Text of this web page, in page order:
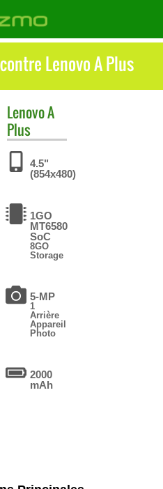
Lenovo A Plus
LenovoA
Plus
4.5"
(854x480)
1GO
MT6580
SoC
8GO
Storage
5-MP
1
Arrière
Appareil
Photo
2000
mAh